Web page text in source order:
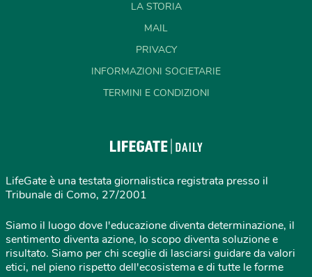
LA STORIA
MAIL
PRIVACY
INFORMAZIONI SOCIETARIE
TERMINI E CONDIZIONI
LifeGate è una testata giornalistica registrata presso il
Tribunale di Como, 27/2001
Siamo il luogo dove l'educazione diventa determinazione, il
sentimento diventa azione, lo scopo diventa soluzione e
risultato. Siamo per chi sceglie di lasciarsi guidare da valori
etici, nel pieno rispetto dell'ecosistema e di tutte le forme